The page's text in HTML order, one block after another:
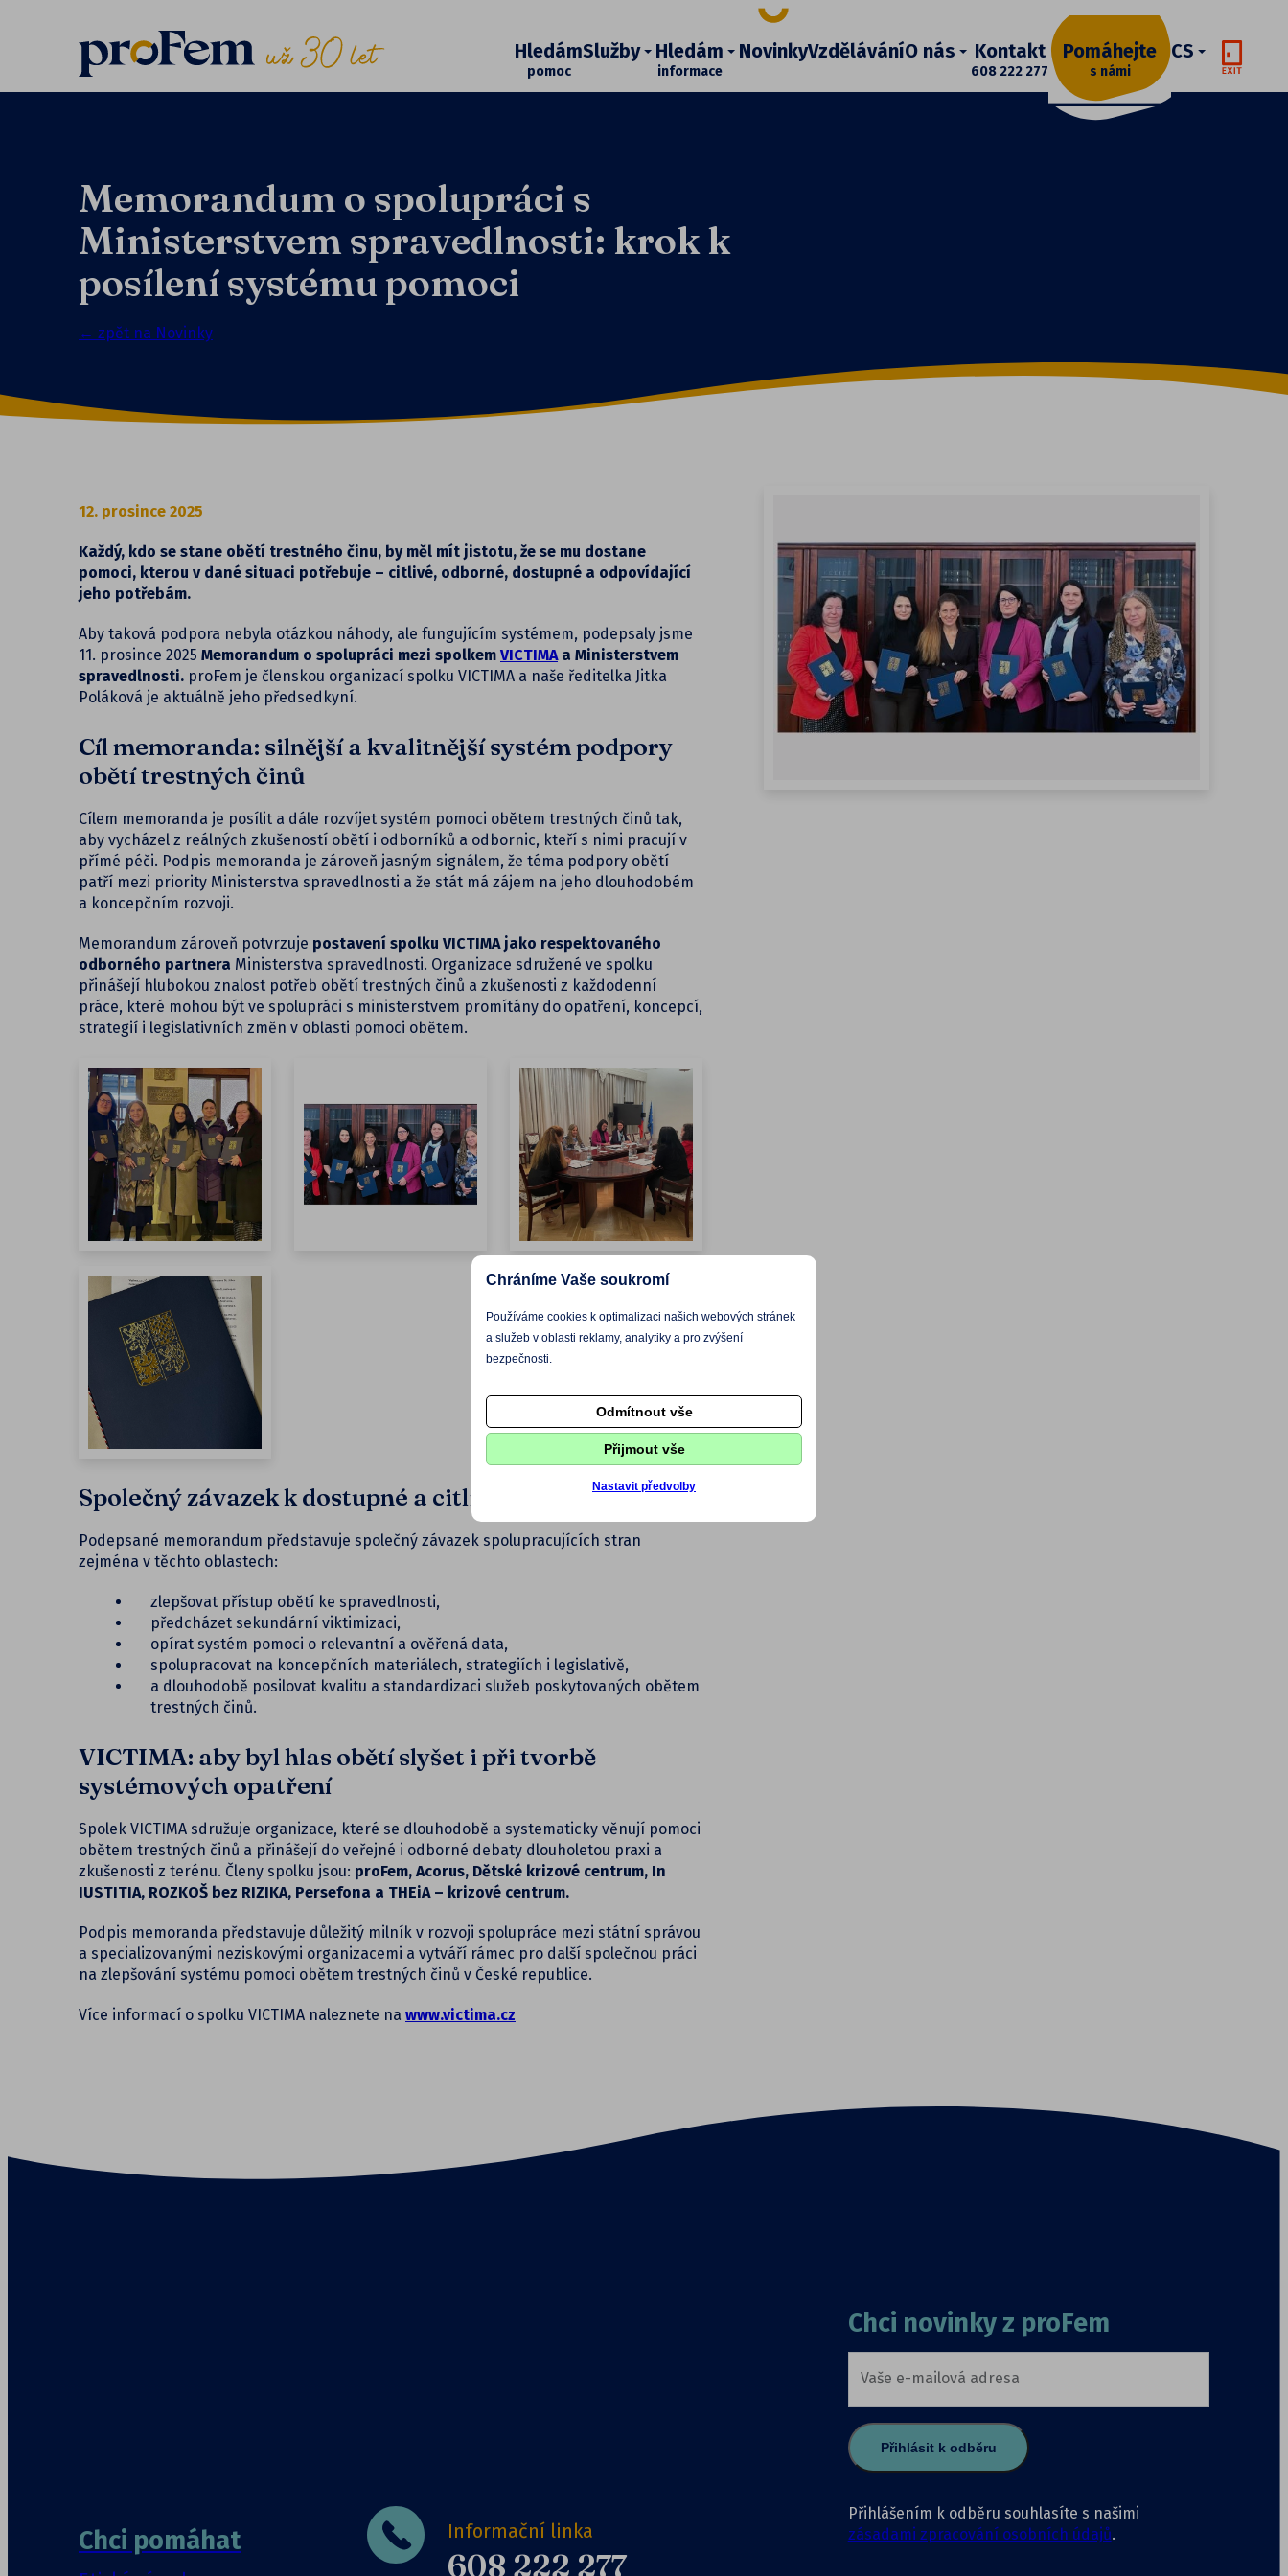
Memorandum o spolupráci s
Ministerstvem spravedlnosti: krok k
posílení systému pomoci
← zpět na Novinky
12. prosince 2025
Každý, kdo se stane obětí trestného činu, by měl mít jistotu, že se mu dostane
pomoci, kterou v dané situaci potřebuje – citlivé, odborné, dostupné a odpovídající
jeho potřebám.
Aby taková podpora nebyla otázkou náhody, ale fungujícím systémem, podepsaly jsme
11. prosince 2025 Memorandum o spolupráci mezi spolkem VICTIMAa Ministerstvem
spravedlnosti. proFem je členskou organizací spolku VICTIMA a naše ředitelka Jitka
Poláková je aktuálně jeho předsedkyní.
Cíl memoranda: silnější a kvalitnější systém podpory
obětí trestných činů
Cílem memoranda je posílit a dále rozvíjet systém pomoci obětem trestných činů tak,
aby vycházel z reálných zkušeností obětí i odborníků a odbornic, kteří s nimi pracují v
přímé péči. Podpis memoranda je zároveň jasným signálem, že téma podpory obětí
patří mezi priority Ministerstva spravedlnosti a že stát má zájem na jeho dlouhodobém
a koncepčním rozvoji.
Memorandum zároveň potvrzuje postavení spolku VICTIMA jako respektovaného
odborného partnera Ministerstva spravedlnosti. Organizace sdružené ve spolku
přinášejí hlubokou znalost potřeb obětí trestných činů a zkušenosti z každodenní
práce, které mohou být ve spolupráci s ministerstvem promítány do opatření, koncepcí,
strategií i legislativních změn v oblasti pomoci obětem.
Společný závazek k dostupné a citlivé péči
Podepsané memorandum představuje společný závazek spolupracujících stran
zejména v těchto oblastech:
zlepšovat přístup obětí ke spravedlnosti,
předcházet sekundární viktimizaci,
opírat systém pomoci o relevantní a ověřená data,
spolupracovat na koncepčních materiálech, strategiích i legislativě,
a dlouhodobě posilovat kvalitu a standardizaci služeb poskytovaných obětem
trestných činů.
VICTIMA: aby byl hlas obětí slyšet i při tvorbě
systémových opatření
Spolek VICTIMA sdružuje organizace, které se dlouhodobě a systematicky věnují pomoci
obětem trestných činů a přinášejí do veřejné i odborné debaty dlouholetou praxi a
zkušenosti z terénu. Členy spolku jsou: proFem, Acorus, Dětské krizové centrum, In
IUSTITIA, ROZKOŠ bez RIZIKA, Persefona a THEiA – krizové centrum.
Podpis memoranda představuje důležitý milník v rozvoji spolupráce mezi státní správou
a specializovanými neziskovými organizacemi a vytváří rámec pro další společnou práci
na zlepšování systému pomoci obětem trestných činů v České republice.
Více informací o spolku VICTIMA naleznete na www.victima.cz
Hledám
pomoc
Služby Hledám
informace
NovinkyVzděláváníO nás Kontakt
608 222 277
Pomáhejte
s námi
CS
Chci pomáhat Informační linka
608 222 277
Chci novinky z proFem
Vaše e-mailová adresa
Přihlásit k odběru
Přihlášením k odběru souhlasíte s našimi
zásadami zpracování osobních údajů.
Chráníme Vaše soukromí
Používáme cookies k optimalizaci našich webových stránek
a služeb v oblasti reklamy, analytiky a pro zvýšení
bezpečnosti.
Odmítnout vše
Přijmout vše
Nastavit předvolby